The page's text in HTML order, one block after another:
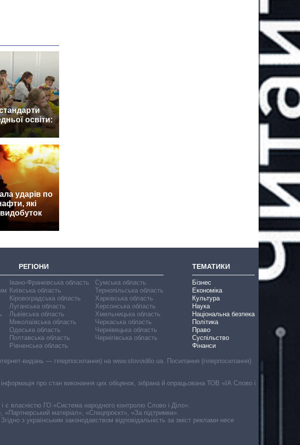
освіти:
ударів по
які
РЕГІОНИ
Івано-Франківська область
Київська область
Кіровоградська область
Луганська область
Львівська область
Миколаївська область
Одеська область
Полтавська область
Рівненська область
Сумська область
Тернопільська область
Харківська область
Херсонська область
Хмельницька область
Черкаська область
Чернівецька область
Чернігівська область
ТЕМАТИКИ
Бізнес
Економіка
Культура
Наука
Національна безпека
Політика
Право
Суспільство
Фінанси
видань — гіперпосилання) на www.slovoidilo.ua. Посилання (гіперпосилання)
про стан виконання цих обіцянок, зібрана й опрацьована ТОВ «ІА Слово і
є власністю ГО «Система народного контролю Слово і Діло».
матеріал», «Спецпроєкт», «За підтримки».
з українським законодавством відповідальність за зміст реклами несе